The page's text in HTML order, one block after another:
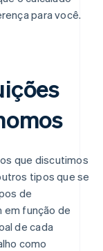
para você.
que discutimos
tipos que se
de
em função de
de cada
como